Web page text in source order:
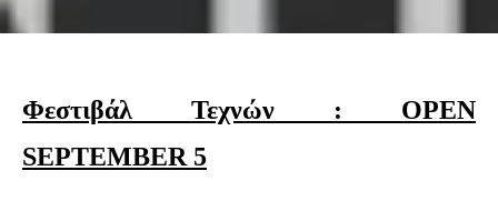
Φεστιβάλ Τεχνών : OPEN
SEPTEMBER 5